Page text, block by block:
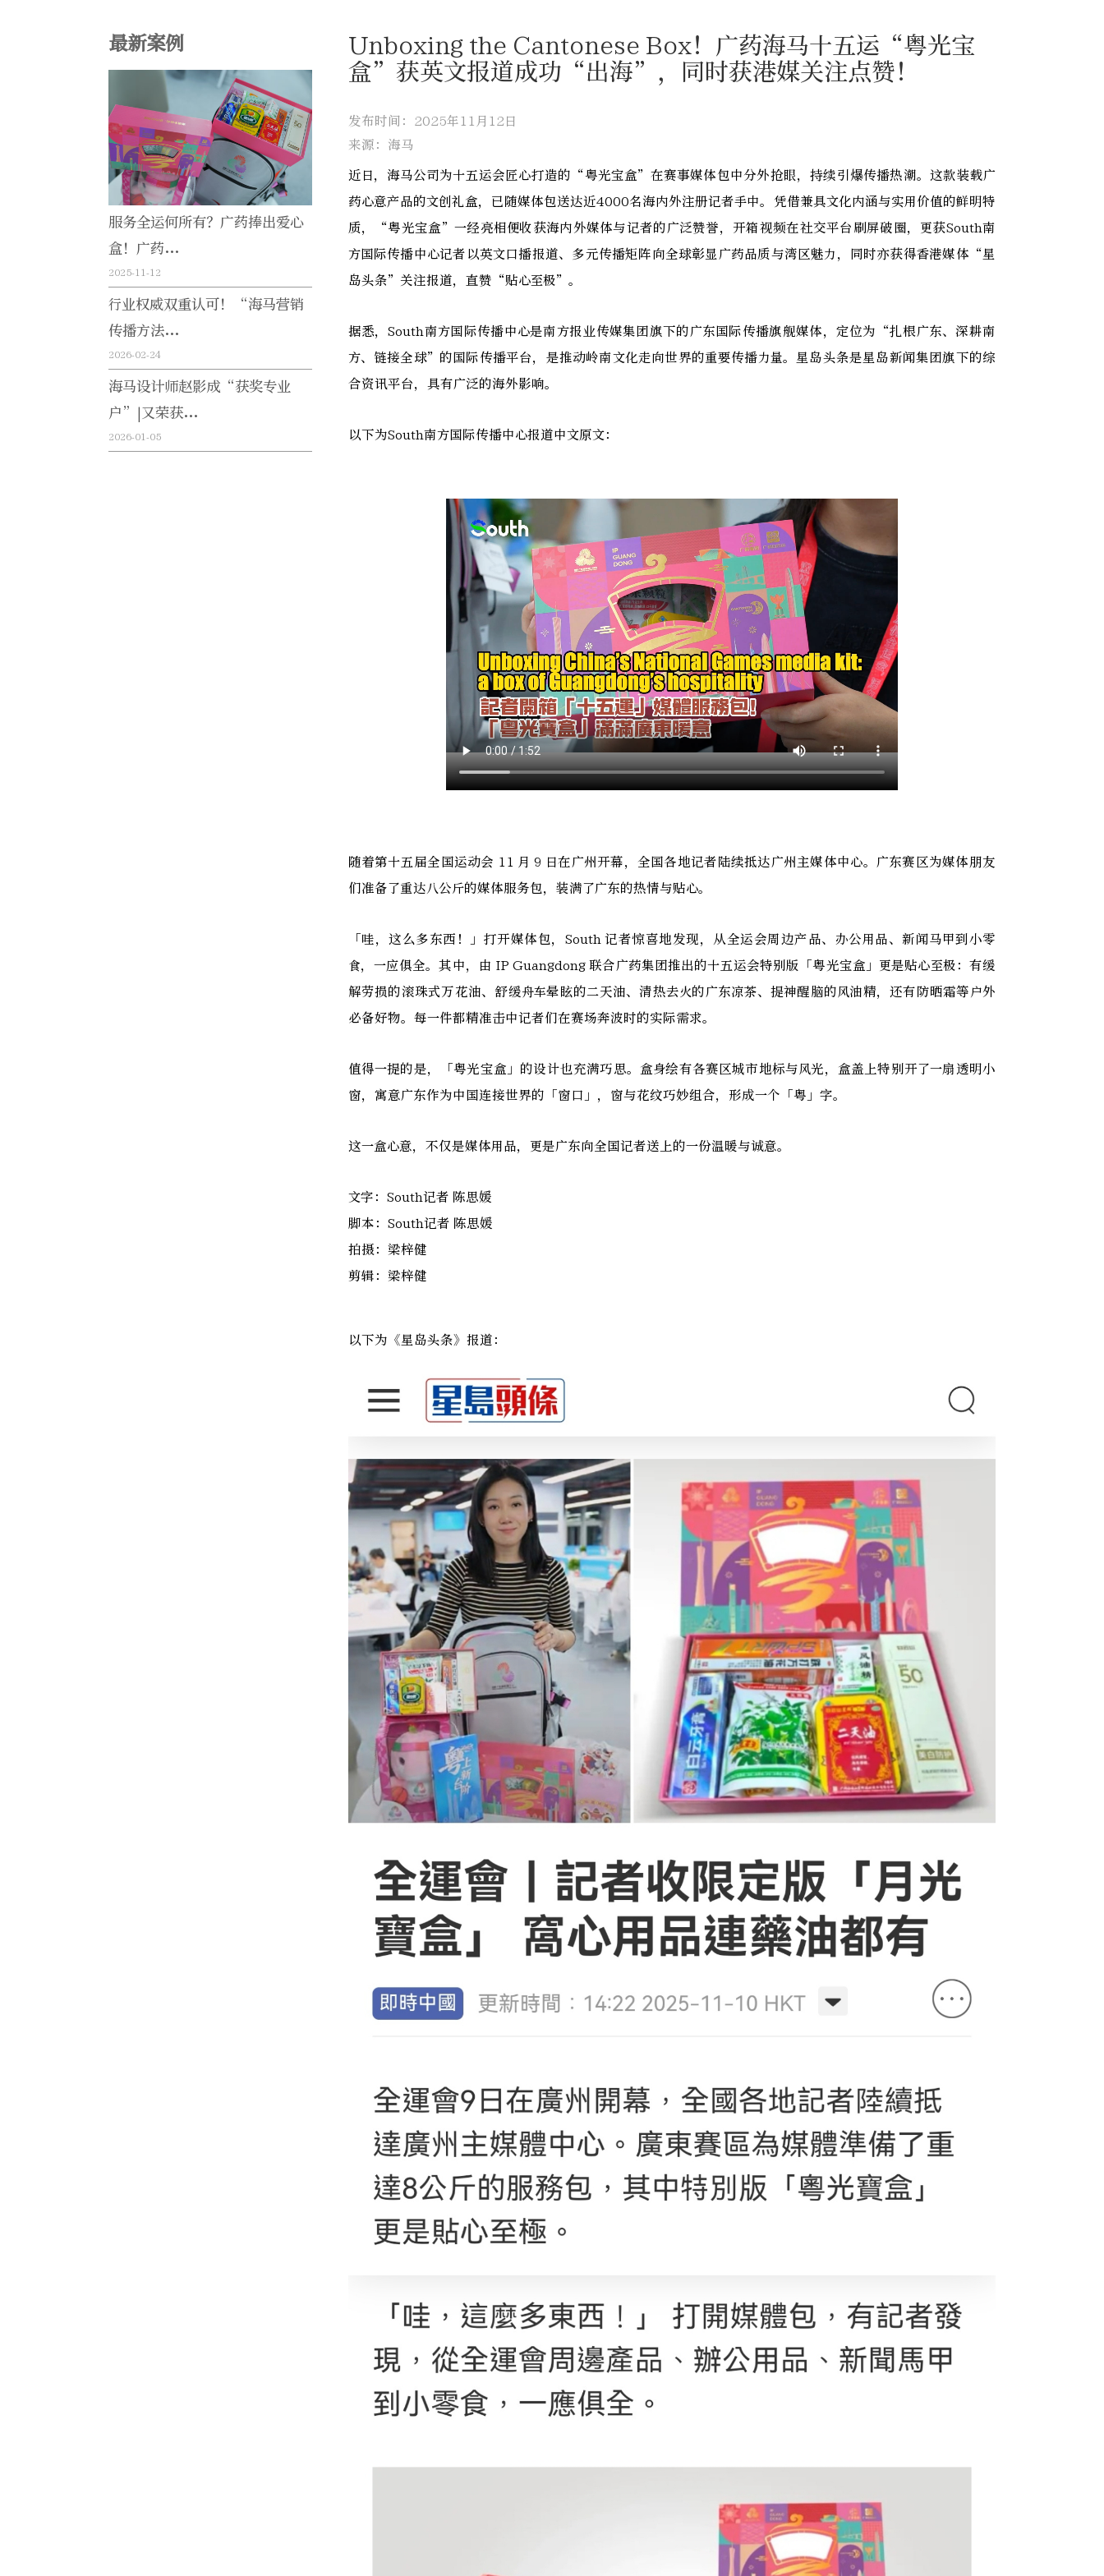
Unboxing the Cantonese Box！广药海马十五运“粤光宝
盒”获英文报道成功“出海”，同时获港媒关注点赞！
发布时间：2025年11月12日
来源：海马
近日，海马公司为十五运会匠心打造的“粤光宝盒”在赛事媒体包中分外抢眼，持续引爆传播热潮。这款装载广
药心意产品的文创礼盒，已随媒体包送达近4000名海内外注册记者手中。凭借兼具文化内涵与实用价值的鲜明特
质，“粤光宝盒”一经亮相便收获海内外媒体与记者的广泛赞誉，开箱视频在社交平台刷屏破圈，更获South南
方国际传播中心记者以英文口播报道、多元传播矩阵向全球彰显广药品质与湾区魅力，同时亦获得香港媒体“星
岛头条”关注报道，直赞“贴心至极”。
据悉，South南方国际传播中心是南方报业传媒集团旗下的广东国际传播旗舰媒体，定位为“扎根广东、深耕南
方、链接全球”的国际传播平台，是推动岭南文化走向世界的重要传播力量。星岛头条是星岛新闻集团旗下的综
合资讯平台，具有广泛的海外影响。
以下为South南方国际传播中心报道中文原文：
随着第十五届全国运动会 11 月 9 日在广州开幕，全国各地记者陆续抵达广州主媒体中心。广东赛区为媒体朋友
们准备了重达八公斤的媒体服务包，装满了广东的热情与贴心。
「哇，这么多东西！」打开媒体包，South 记者惊喜地发现，从全运会周边产品、办公用品、新闻马甲到小零
食，一应俱全。其中，由 IP Guangdong 联合广药集团推出的十五运会特别版「粤光宝盒」更是贴心至极：有缓
解劳损的滚珠式万花油、舒缓舟车晕眩的二天油、清热去火的广东凉茶、提神醒脑的风油精，还有防晒霜等户外
必备好物。每一件都精准击中记者们在赛场奔波时的实际需求。
值得一提的是，「粤光宝盒」的设计也充满巧思。盒身绘有各赛区城市地标与风光，盒盖上特别开了一扇透明小
窗，寓意广东作为中国连接世界的「窗口」，窗与花纹巧妙组合，形成一个「粤」字。
这一盒心意，不仅是媒体用品，更是广东向全国记者送上的一份温暖与诚意。
文字：South记者 陈思媛
脚本：South记者 陈思媛
拍摄：梁梓健
剪辑：梁梓健
以下为《星岛头条》报道：
最新案例
服务全运何所有？广药捧出爱心
盒！广药...
2025-11-12
行业权威双重认可！“海马营销
传播方法...
2026-02-24
海马设计师赵影成“获奖专业
户”|又荣获...
2026-01-05